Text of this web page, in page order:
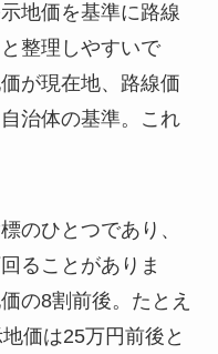
地価を基準に路線
整理しやすいで
が現在地、路線価
治体の基準。これ
のひとつであり、
ることがありま
の8割前後。たとえ
価は25万円前後と